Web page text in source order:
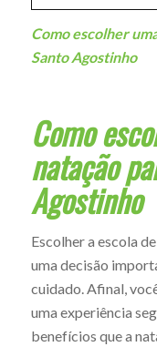
Como escolher
Santo Agostinho
Como
natação
Agostinho
Escolher a escola
uma decisão
cuidado. Afinal,
uma experiência
benefícios que a